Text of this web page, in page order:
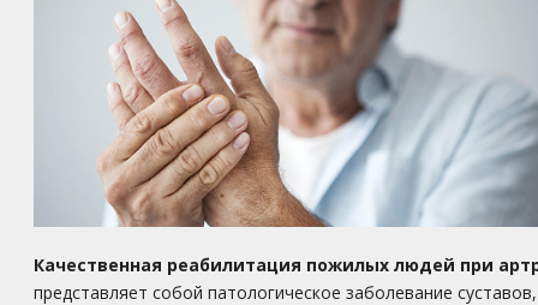
Качественная реабилитация пожилых людей при
представляет собой патологическое заболевание